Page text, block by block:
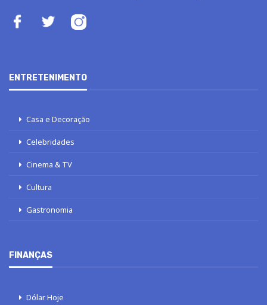
ENTRETENIMENTO
Casa e Decoração
Celebridades
Cinema & TV
Cultura
Gastronomia
FINANÇAS
Dólar Hoje